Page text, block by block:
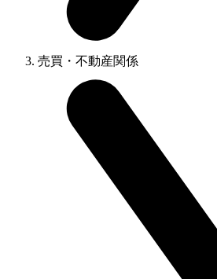
売買・不動産関係